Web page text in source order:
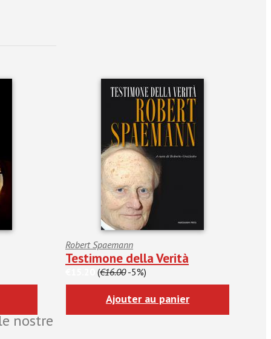
Robert Spaemann
Testimone della Verità
(€16.00-5%)
Ajouter au panier
nostre